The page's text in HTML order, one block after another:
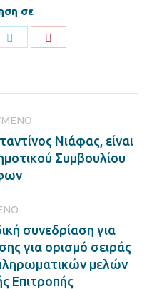
σε
Νιάφας, είναι
Συμβουλίου
συνεδρίαση για
για ορισμό σειράς
μελών
Επιτροπής